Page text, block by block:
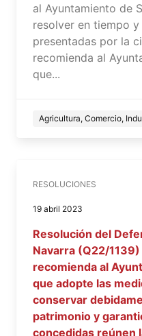
al Ayuntamiento de
resolver en tiempo
presentadas por la
recomienda al
que...
Agricultura, Comercio,
RESOLUCIONES
19 abril 2023
Resolución del
Navarra (Q22/
recomienda al
que adopte las
conservar
patrimonio y
concedidas reúnen